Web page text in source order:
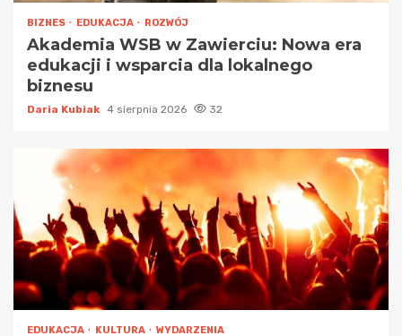
BIZNES EDUKACJA ROZWÓJ
Akademia WSB w Zawierciu: Nowa era
edukacji i wsparcia dla lokalnego
biznesu
Daria Kubiak 4 sierpnia 2026 32
EDUKACJA KULTURA WYDARZENIA